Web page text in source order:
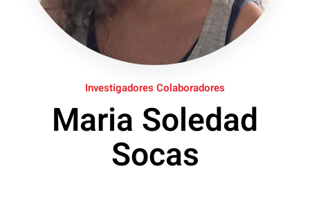
Investigadores Colaboradores
Maria Soledad
Socas